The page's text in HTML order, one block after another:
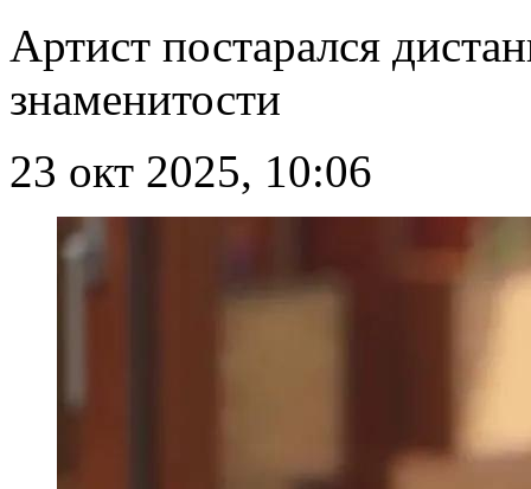
Артист постарался
знаменитости
23 окт 2025, 10:06